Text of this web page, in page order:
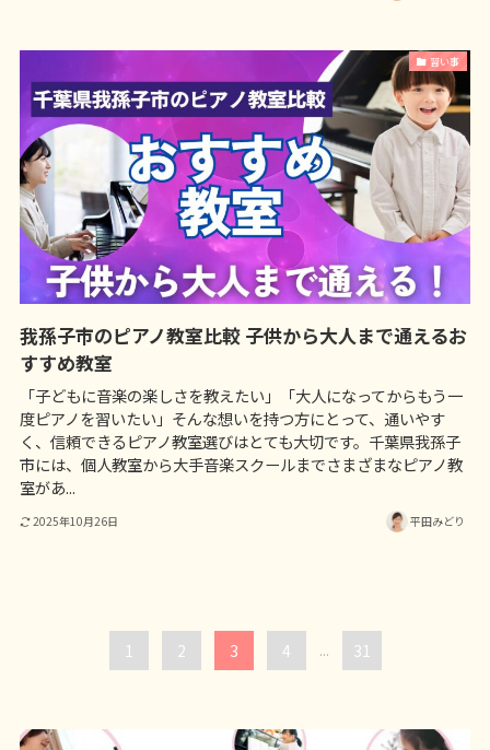
習い事
我孫子市のピアノ教室比較 子供から大人まで通えるお
すすめ教室
「子どもに音楽の楽しさを教えたい」「大人になってからもう一
度ピアノを習いたい」そんな想いを持つ方にとって、通いやす
く、信頼できるピアノ教室選びはとても大切です。千葉県我孫子
市には、個人教室から大手音楽スクールまでさまざまなピアノ教
室があ...
2025年10月26日 平田みどり
1 2 3 4 ... 31